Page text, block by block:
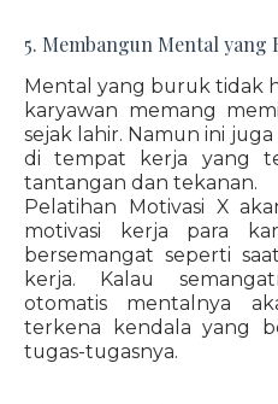
5. Membangun Mental yang
Mental yang buruk tidak
karyawan memang
sejak lahir. Namun ini
di tempat kerja yang
tantangan dan tekanan.
Pelatihan Motivasi X
motivasi kerja para
bersemangat seperti
kerja. Kalau
otomatis mentalnya
terkena kendala yang
tugas-tugasnya.